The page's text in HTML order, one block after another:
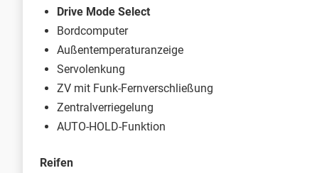
Drive Mode Select
Bordcomputer
Außentemperaturanzeige
Servolenkung
ZV mit Funk-Fernverschließung
Zentralverriegelung
AUTO-HOLD-Funktion
Reifen